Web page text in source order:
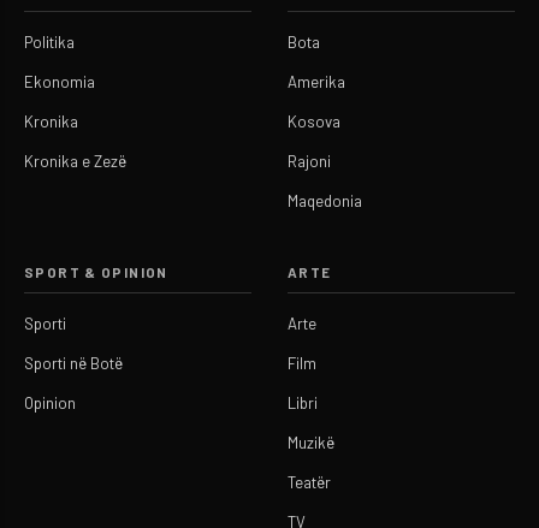
Politika
Ekonomia
Kronika
Kronika e Zezë
Bota
Amerika
Kosova
Rajoni
Maqedonia
SPORT & OPINION
Sporti
Sporti në Botë
Opinion
ARTE
Arte
Film
Libri
Muzikë
Teatër
TV